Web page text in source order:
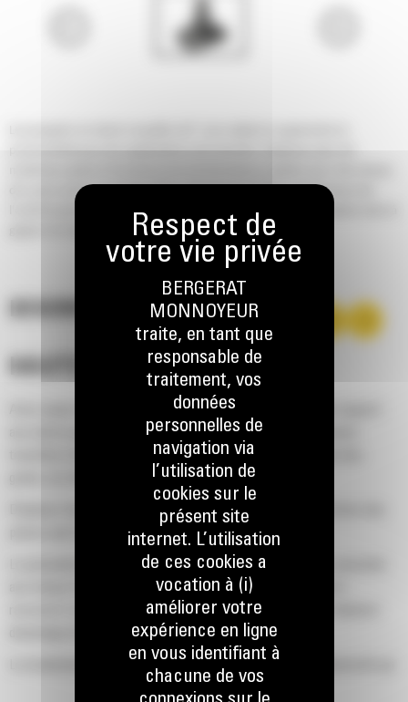
productivité pour les applications de transfert. Déplacez plus de
de cycle courts. La construction robuste et la faible maintenance de
l'outil lui permettent de fonctionner plus longtemps, vous aidant ainsi à
gagner du temps et de l'argent.
HAUTES PERFORMANCES
Avec jusqu'à 10 % de capacité de remplissage en plus par rapport
aux autres grappins en demi-coquille disponibles, vous pouvez
transférer de larges volumes de matériaux en vrac tels que des
grains, du charbon, du sable et du gravier.
Déplacez des charges importantes grâce à une large ouverture des
pinces pour la manutention.
La puissante force de fermeture des coquilles de grappin, associée
aux temps d'ouverture et de fermeture rapides, vous aide à
raccourcir vos temps de cycle et à rester à la tâche pour déplacer
davantage de tonnes par heure.
Le localisateur d'équipement PL161 Cat est un appareil Bluetooth qui
vous permet de trouver votre accessoire rapidement et simplement.
BERGERAT
MONNOYEUR
traite, en tant que
responsable de
traitement, vos
données
personnelles de
navigation via
l’utilisation de
cookies sur le
présent site
internet. L’utilisation
de ces cookies a
vocation à (i)
améliorer votre
expérience en ligne
en vous identifiant à
chacune de vos